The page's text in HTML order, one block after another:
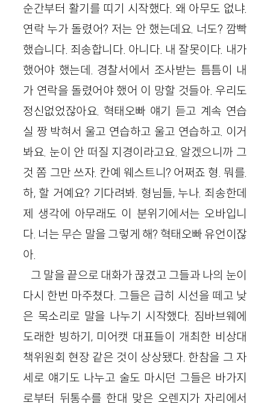
순간부터 활기를 띠기 시작했다. 왜 아무도 없냐.
연락 누가 돌렸어? 저는 안 했는데요. 너도? 깜빡
했습니다. 죄송합니다. 아니다. 내 잘못이다. 내가
했어야 했는데. 경찰서에서 조사받는 틈틈이 내
가 연락을 돌렸어야 했어 이 망할 것들아. 우리도
정신없었잖아요. 혁태오빠 얘기 듣고 계속 연습
실 짱 박혀서 울고 연습하고 울고 연습하고. 이거
봐요. 눈이 안 떠질 지경이라고요. 알겠으니까 그
것 쫌 그만 쓰자. 칸예 웨스트니? 어쩌죠 형. 뭐를.
하, 할 거예요? 기다려봐. 형님들, 누나. 죄송한데
제 생각에 아무래도 이 분위기에서는 오바입니
다. 너는 무슨 말을 그렇게 해? 혁태오빠 유언이잖
아.
그 말을 끝으로 대화가 끊겼고 그들과 나의 눈이
다시 한번 마주쳤다. 그들은 급히 시선을 떼고 낮
은 목소리로 말을 나누기 시작했다. 짐바브웨에
도래한 빙하기, 미어캣 대표들이 개최한 비상대
책위원회 현장 같은 것이 상상됐다. 한참을 그 자
세로 얘기도 나누고 술도 마시던 그들은 바가지
로부터 뒤통수를 한대 맞은 오렌지가 자리에서